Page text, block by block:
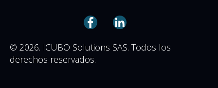
© 2026. ICUBO Solutions SAS. Todos los
derechos reservados.